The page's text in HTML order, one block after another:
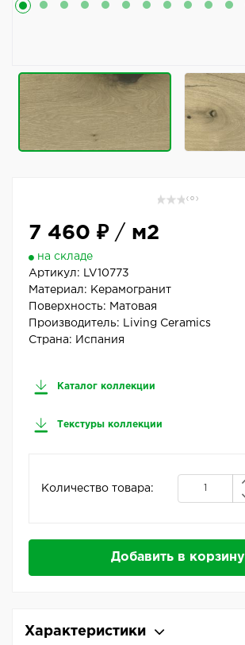
( 0 )
7 460 ₽/ м2
на складе
Артикул:
LV10773
Материал: Керамогранит
Поверхность: Матовая
Производитель:
Living Ceramics
Страна: Испания
Каталог коллекции
Текстуры коллекции
Количество товара:
Добавить в корзину
Характеристики